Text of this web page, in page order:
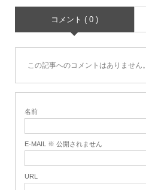
コメント ( 0 )
この記事へのコメントはありません。
名前
E-MAIL ※ 公開されません
URL